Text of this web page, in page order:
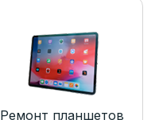
Ремонт планшетов